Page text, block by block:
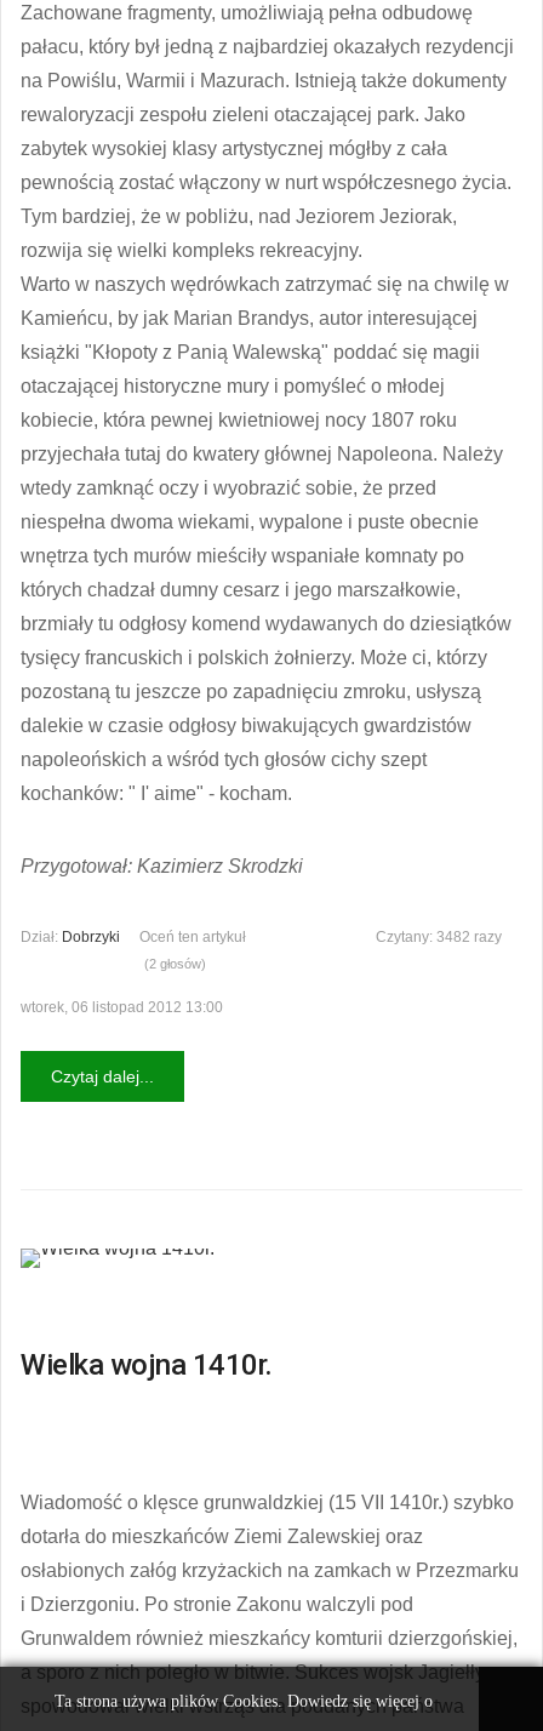
Zachowane fragmenty, umożliwiają pełna odbudowę
pałacu, który był jedną z najbardziej okazałych rezydencji
na Powiślu, Warmii i Mazurach. Istnieją także dokumenty
rewaloryzacji zespołu zieleni otaczającej park. Jako
zabytek wysokiej klasy artystycznej mógłby z cała
pewnością zostać włączony w nurt współczesnego życia.
Tym bardziej, że w pobliżu, nad Jeziorem Jeziorak,
rozwija się wielki kompleks rekreacyjny.
Warto w naszych wędrówkach zatrzymać się na chwilę w
Kamieńcu, by jak Marian Brandys, autor interesującej
książki "Kłopoty z Panią Walewską" poddać się magii
otaczającej historyczne mury i pomyśleć o młodej
kobiecie, która pewnej kwietniowej nocy 1807 roku
przyjechała tutaj do kwatery głównej Napoleona. Należy
wtedy zamknąć oczy i wyobrazić sobie, że przed
niespełna dwoma wiekami, wypalone i puste obecnie
wnętrza tych murów mieściły wspaniałe komnaty po
których chadzał dumny cesarz i jego marszałkowie,
brzmiały tu odgłosy komend wydawanych do dziesiątków
tysięcy francuskich i polskich żołnierzy. Może ci, którzy
pozostaną tu jeszcze po zapadnięciu zmroku, usłyszą
dalekie w czasie odgłosy biwakujących gwardzistów
napoleońskich a wśród tych głosów cichy szept
kochanków: " I' aime" - kocham.
Przygotował: Kazimierz Skrodzki
Dział: Dobrzyki Oceń ten artykuł
(2 głosów)
Czytany: 3482 razy
wtorek, 06 listopad 2012 13:00
Czytaj dalej...
Wielka wojna 1410r.
Wiadomość o klęsce grunwaldzkiej (15 VII 1410r.) szybko
dotarła do mieszkańców Ziemi Zalewskiej oraz
osłabionych załóg krzyżackich na zamkach w Przezmarku
i Dzierzgoniu. Po stronie Zakonu walczyli pod
Grunwaldem również mieszkańcy komturii dzierzgońskiej,
a sporo z nich poległo w bitwie. Sukces wojsk Jagiełły
spowodował wielki wstrząs dla poddanych państwa
Ta strona używa plików Cookies. Dowiedz się więcej o